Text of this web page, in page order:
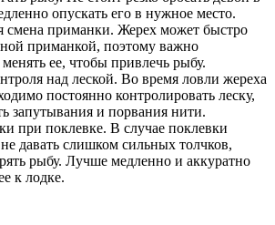
опускать его в нужное место.
смена приманки. Жерех может быстро
приманкой, поэтому важно
ее, чтобы привлечь рыбу.
над леской. Во время ловли жереха
постоянно контролировать леску,
запутывания и порвания нити.
при поклевке. В случае поклевки
давать слишком сильных толчков,
рыбу. Лучше медленно и аккуратно
к лодке.